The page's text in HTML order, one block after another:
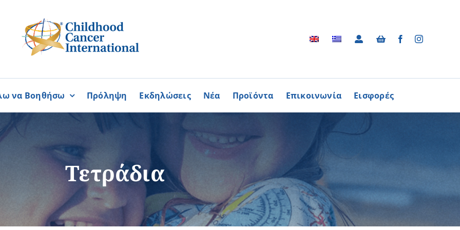
Παγκύπρια Συμμαχία Σπάνιων Παθήσεων
Παγκύπριο Συντονιστικό Συμβούλιο Εθελοντισμού
Ομοσπονδία Συνδέσμων Ασθενών Κύπρου
Φλόγα Ελλάδος
Φωτογραφικό Αρχείο
Βίντεο
Ραδιοφωνικές Διαφημίσεις
Διαφημίσεις / Φυλλάδια
Τα Τραγούδια
να Βοηθήσω
ΓΙΝΟΜΑΙ
Περισσότερα
ΓΙΝΟΜΑΙ
ΕΘΕΛΟΝΤΗΣ
Περισσότερα
ΑΓΟΡΑΖΩ
ΠΡΟΙΟΝΤΑ
Περισσότερα
Πρόληψη Εκδηλώσεις Νέα Προϊόντα Επικοινωνία Εισφορές
Τετράδια